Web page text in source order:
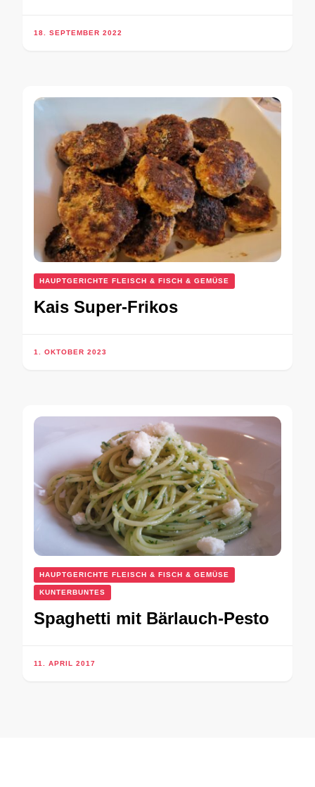
18. SEPTEMBER 2022
HAUPTGERICHTE FLEISCH & FISCH & GEMÜSE
Kais Super-Frikos
1. OKTOBER 2023
HAUPTGERICHTE FLEISCH & FISCH & GEMÜSE
KUNTERBUNTES
Spaghetti mit Bärlauch-Pesto
11. APRIL 2017